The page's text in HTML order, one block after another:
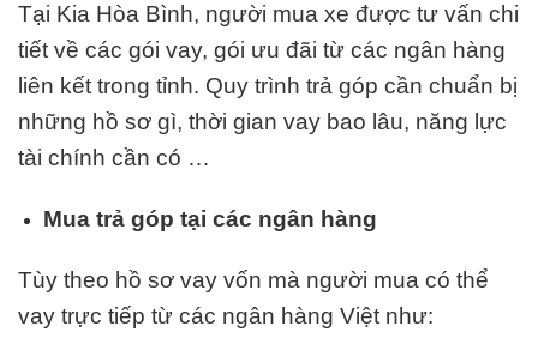
Tại Kia Hòa Bình, người mua xe được tư vấn chi
tiết về các gói vay, gói ưu đãi từ các ngân hàng
liên kết trong tỉnh. Quy trình trả góp cần chuẩn bị
những hồ sơ gì, thời gian vay bao lâu, năng lực
tài chính cần có …
Mua trả góp tại các ngân hàng
Tùy theo hồ sơ vay vốn mà người mua có thể
vay trực tiếp từ các ngân hàng Việt như: